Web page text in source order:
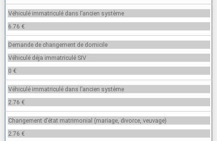
Véhiculé immatriculé dans l’ancien système
6.76 €
Demande de changement de domicile
Véhiculé déja immatriculé SIV
0 €
Véhiculé immatriculé dans l’ancien système
2.76 €
Changement d’état matrimonial (mariage, divorce, veuvage)
2.76 €